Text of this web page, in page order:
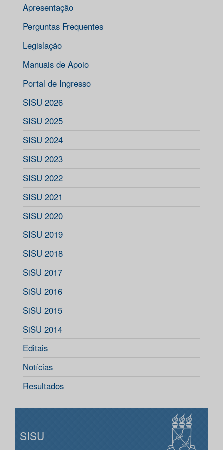
Apresentação
Perguntas Frequentes
Legislação
Manuais de Apoio
Portal de Ingresso
SISU 2026
SISU 2025
SISU 2024
SISU 2023
SISU 2022
SISU 2021
SISU 2020
SISU 2019
SISU 2018
SiSU 2017
SiSU 2016
SiSU 2015
SiSU 2014
Editais
Notícias
Resultados
SISU